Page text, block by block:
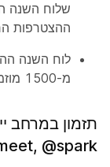
שלוח השנה
ההצטרפות
לוח השנה
מ-1500 מוזמנים לפגישה.
‎@spark)